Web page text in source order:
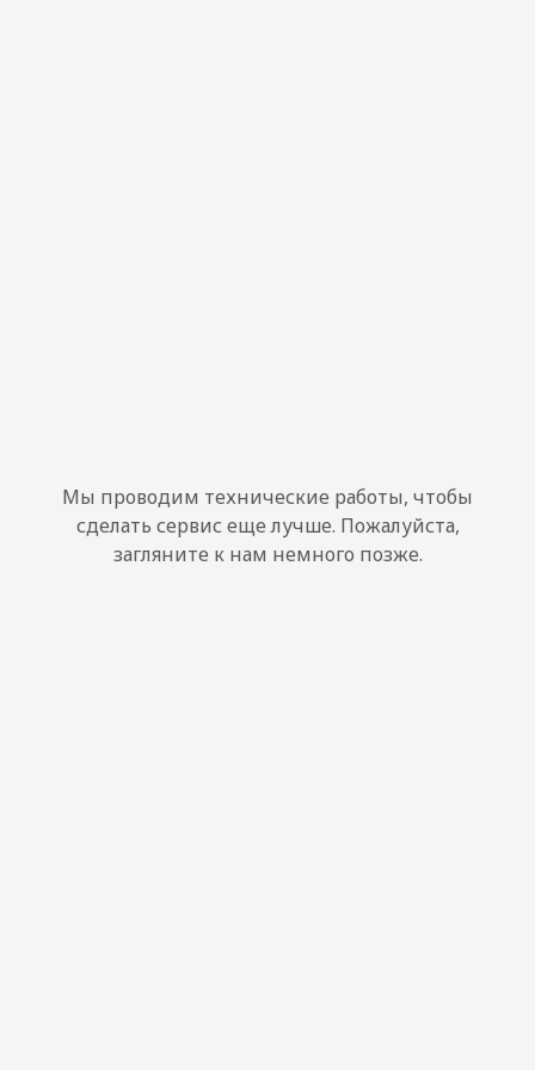
Мы проводим технические работы, чтобы
сделать сервис еще лучше. Пожалуйста,
загляните к нам немного позже.